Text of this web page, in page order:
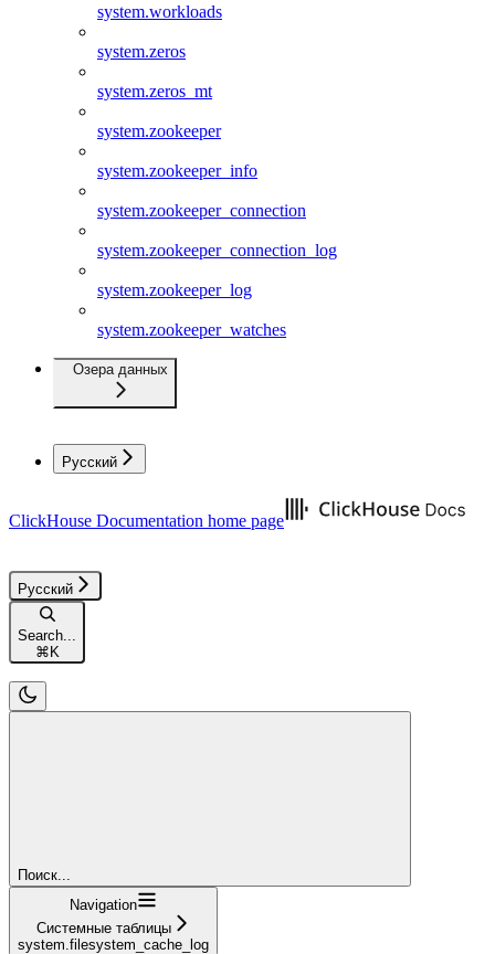
system.workloads
system.zeros
system.zeros_mt
system.zookeeper
system.zookeeper_info
system.zookeeper_connection
system.zookeeper_connection_log
system.zookeeper_log
system.zookeeper_watches
Озера данных
Русский
ClickHouse Documentation home page
Русский
Search...
⌘K
Поиск...
Navigation
Системные таблицы
system.filesystem_cache_log